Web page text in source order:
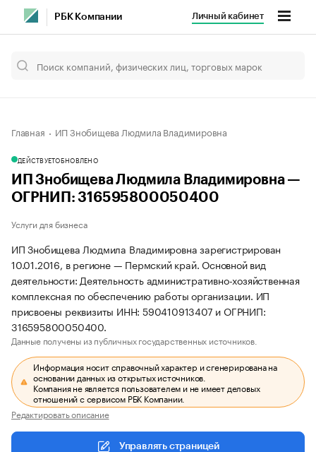
РБК Компании Личный кабинет
Главная ИП Знобищева Людмила Владимировна
ДЕЙСТВУЕТОБНОВЛЕНО
ИП Знобищева Людмила Владимировна —
ОГРНИП: 316595800050400
Услуги для бизнеса
ИП Знобищева Людмила Владимировна зарегистрирован
10.01.2016, в регионе — Пермский край. Основной вид
деятельности: Деятельность административно-хозяйственная
комплексная по обеспечению работы организации. ИП
присвоены реквизиты ИНН: 590410913407 и ОГРНИП:
316595800050400.
Данные получены из публичных государственных источников.
Информация носит справочный характер и сгенерирована на
основании данных из открытых источников.
Компания не является пользователем и не имеет деловых
отношений с сервисом РБК Компании.
Редактировать описание
Управлять страницей